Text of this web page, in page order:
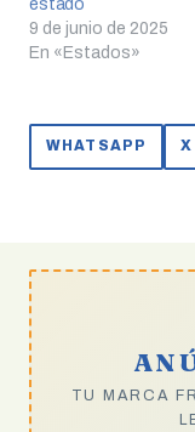
estado
9 de junio de 2025
En «Estados»
WHATSAPP X
TU MARCA